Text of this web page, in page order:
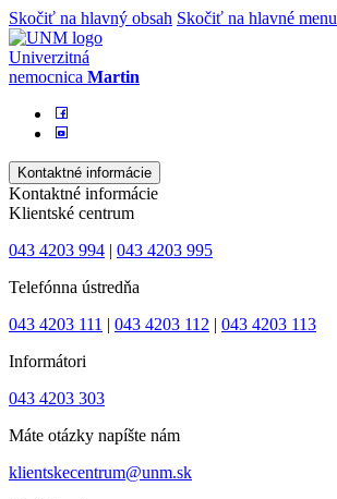
Skočiť na hlavný obsah Skočiť na hlavné menu
Univerzitná
nemocnica Martin
Kontaktné informácie
Kontaktné informácie
Klientské centrum
043 4203 994 | 043 4203 995
Telefónna ústredňa
043 4203 111 | 043 4203 112 | 043 4203 113
Informátori
043 4203 303
Máte otázky napíšte nám
klientskecentrum@unm.sk